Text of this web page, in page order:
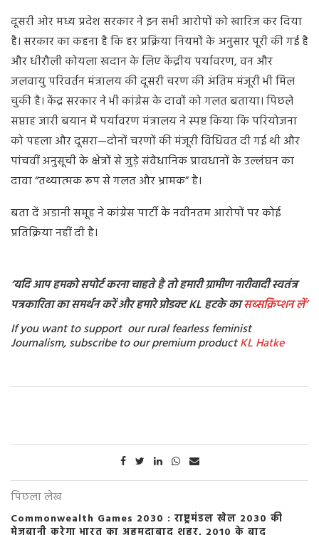
दूसरी ओर मध्य प्रदेश सरकार ने इन सभी आरोपों को खारिज कर दिया
है। सरकार का कहना है कि हर प्रक्रिया नियमों के अनुसार पूरी की गई है
और धीरौली कोयला खदान के लिए केंद्रीय पर्यावरण, वन और
जलवायु परिवर्तन मंत्रालय की दूसरी चरण की अंतिम मंजूरी भी मिल
चुकी है। केंद्र सरकार ने भी कांग्रेस के दावों को गलत बताया। पिछले
सप्ताह जारी बयान में पर्यावरण मंत्रालय ने स्पष्ट किया कि परियोजना
को पहला और दूसरा—दोनों चरणों की मंजूरी विधिवत दी गई थी और
पांचवीं अनुसूची के क्षेत्रों से जुड़े संवैधानिक प्रावधानों के उल्लंघन का
दावा “तथ्यात्मक रूप से गलत और भ्रामक” है।
बता दें अडानी समूह ने कांग्रेस पार्टी के नवीनतम आरोपों पर कोई
प्रतिक्रिया नहीं दी है।
‘यदि आप हमको सपोर्ट करना चाहते है तो हमारी ग्रामीण नारीवादी स्वतंत्र
पत्रकारिता का समर्थन करें और हमारे प्रोडक्ट KL हटके कासब्सक्रिप्शनलें’
If you want to support our rural fearless feminist
Journalism, subscribe to our premium productKL Hatke
पिछला लेख
Commonwealth Games 2030 : राष्ट्रमंडल खेल 2030 की